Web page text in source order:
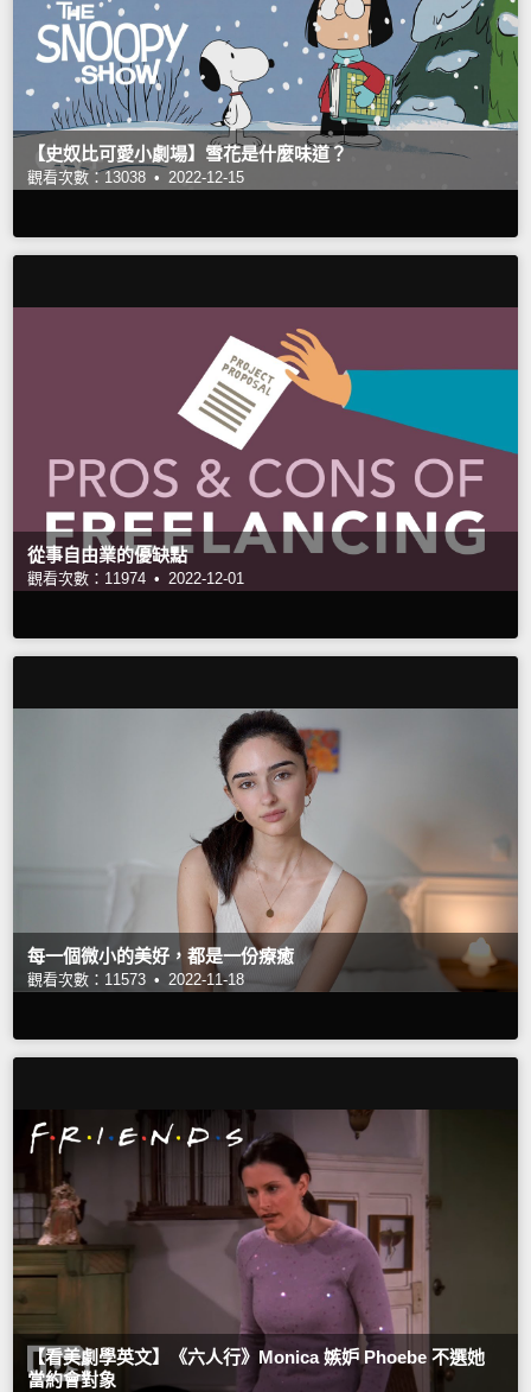
【史奴比可愛小劇場】雪花是什麼味道？
觀看次數：13038 • 2022-12-15
從事自由業的優缺點
觀看次數：11974 • 2022-12-01
每一個微小的美好，都是一份療癒
觀看次數：11573 • 2022-11-18
【看美劇學英文】《六人行》Monica 嫉妒 Phoebe 不選她
當約會對象